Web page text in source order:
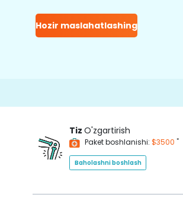
Hozir maslahatlashing
Tiz O'zgartirish
Paket boshlanishi: $3500 *
Baholashni boshlash